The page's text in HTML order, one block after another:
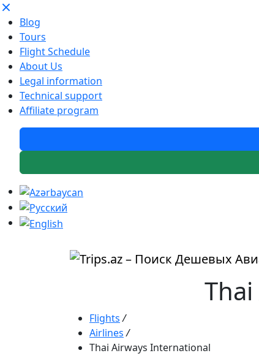
Blog
Tours
Flight Schedule
About Us
Legal information
Technical support
Affiliate program
Flights /
Airlines /
Thai Airways International